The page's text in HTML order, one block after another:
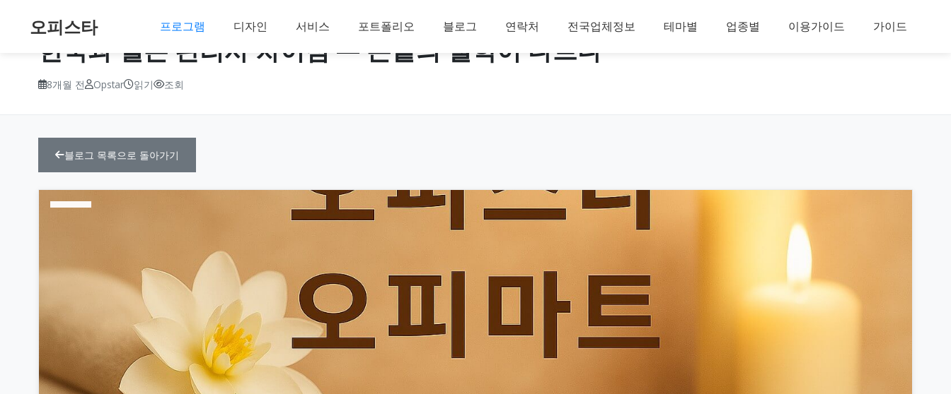
오피스타 프로그램 디자인 서비스 포트폴리오 블로그 연락처 전국업체정보 테마별 업종별 이용가이드 가이드
한국과 일본 관리사 차이점 — 손끝의 철학이 다르다
8개월 전 Opstar 읽기 조회
블로그 목록으로 돌아가기